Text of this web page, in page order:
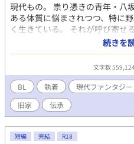
現代もの。 祟り憑きの青年・八
ある体質に悩まされつつ、特に
く生きている。 それが呼び寄せ
といった伝承を因子として祖か
た。 そのためか、主人公も変わ
上に変わっている。 似ている
承に振り回されている部分。 彼
受け入れていた伝承からどうに
をはじめる。 基本、地味め。暴
まともさは求めない方向性です
さい。不定期更新。 この話は「
ています。
続きを
文字数
BL 執着 現代ファンタジー
旧家
伝承
短編 完結 R18